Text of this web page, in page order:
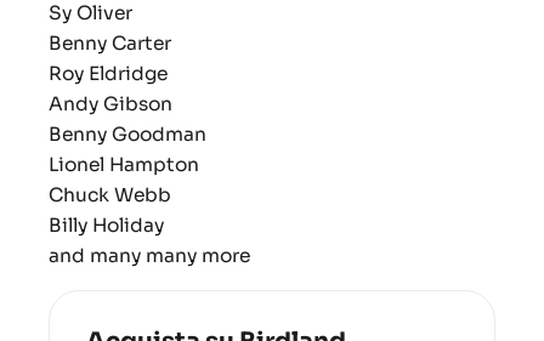
Sy Oliver
Benny Carter
Roy Eldridge
Andy Gibson
Benny Goodman
Lionel Hampton
Chuck Webb
Billy Holiday
and many many more